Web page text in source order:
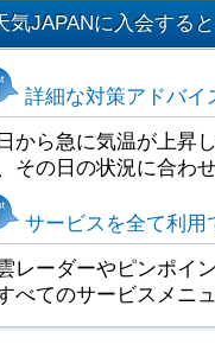
気JAPANに入会する
詳細な対策アドバイ
から急に気温が上昇
その日の状況に合わ
サービスを全て利用
レーダーやピンポイ
べてのサービスメニ